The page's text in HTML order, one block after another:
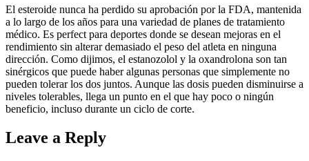
El esteroide nunca ha perdido su aprobación por la FDA, mantenida
a lo largo de los años para una variedad de planes de tratamiento
médico. Es perfect para deportes donde se desean mejoras en el
rendimiento sin alterar demasiado el peso del atleta en ninguna
dirección. Como dijimos, el estanozolol y la oxandrolona son tan
sinérgicos que puede haber algunas personas que simplemente no
pueden tolerar los dos juntos. Aunque las dosis pueden disminuirse a
niveles tolerables, llega un punto en el que hay poco o ningún
beneficio, incluso durante un ciclo de corte.
Leave a Reply